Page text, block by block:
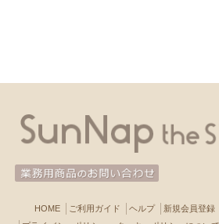
HOME ご利用ガイド ヘルプ 新規会員登録